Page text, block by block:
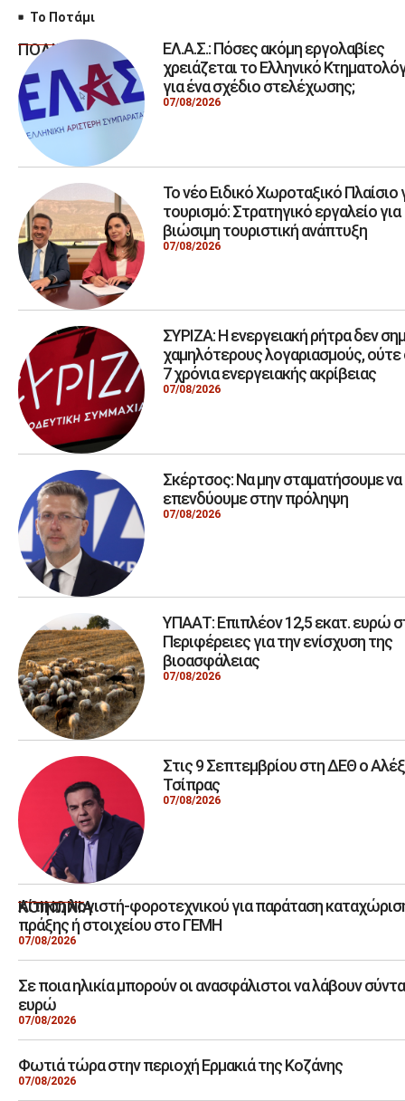
Το Ποτάμι
ΠΟΛΙΤΙΚΗ
ΕΛ.Α.Σ.: Πόσες ακόμη εργολαβίες
χρειάζεται το Ελληνικό
για ένα σχέδιο στελέχωσης;
07/08/2026
Το νέο Ειδικό Χωροταξικό Πλαίσιο
τουρισμό: Στρατηγικό εργαλείο για
βιώσιμη τουριστική ανάπτυξη
07/08/2026
ΣΥΡΙΖΑ: Η ενεργειακή ρήτρα δεν
χαμηλότερους λογαριασμούς, ούτε
7 χρόνια ενεργειακής ακρίβειας
07/08/2026
Σκέρτσος: Να μην σταματήσουμε να
επενδύουμε στην πρόληψη
07/08/2026
ΥΠΑΑΤ: Επιπλέον 12,5 εκατ. ευρώ
Περιφέρειες για την ενίσχυση της
βιοασφάλειας
07/08/2026
Στις 9 Σεπτεμβρίου στη ΔΕΘ ο
Τσίπρας
07/08/2026
ΚΟΙΝΩΝΙΑ
Αίτηση λογιστή-φοροτεχνικού για παράταση
πράξης ή στοιχείου στο ΓΕΜΗ
07/08/2026
Σε ποια ηλικία μπορούν οι ανασφάλιστοι να λάβουν
ευρώ
07/08/2026
Φωτιά τώρα στην περιοχή Ερμακιά της Κοζάνης
07/08/2026